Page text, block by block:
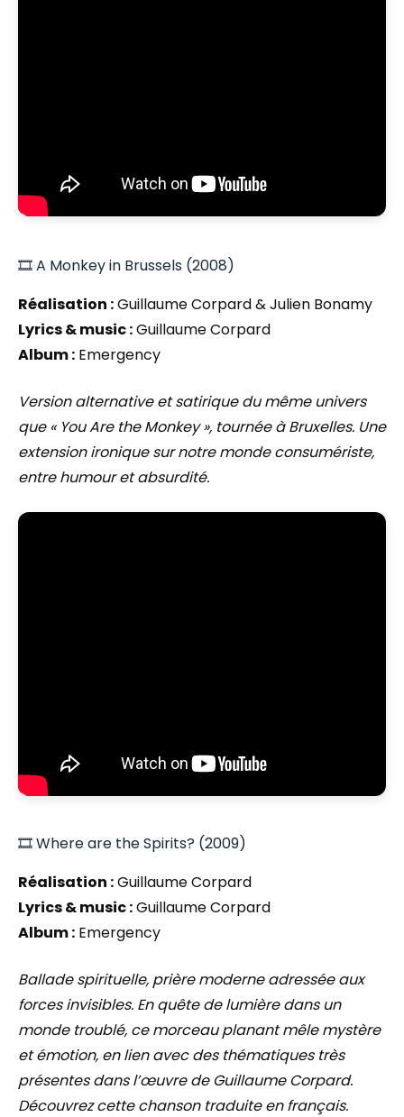
🎞️ A Monkey in Brussels (2008)
Réalisation :Guillaume Corpard & Julien Bonamy
Lyrics & music :Guillaume Corpard
Album : Emergency
Version alternative et satirique du même univers
que « You Are the Monkey », tournée à Bruxelles. Une
extension ironique sur notre monde consumériste,
entre humour et absurdité.
🎞️ Where are the Spirits? (2009)
Réalisation :Guillaume Corpard
Lyrics & music :Guillaume Corpard
Album : Emergency
Ballade spirituelle, prière moderne adressée aux
forces invisibles. En quête de lumière dans un
monde troublé, ce morceau planant mêle mystère
et émotion, en lien avec des thématiques très
présentes dans l’œuvre de Guillaume Corpard.
Découvrez cette chanson traduite en français.